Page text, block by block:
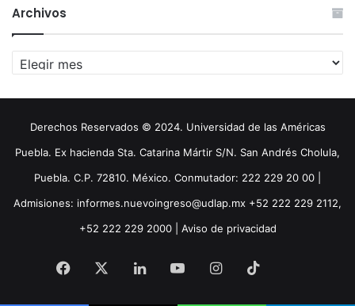
Archivos
Archivos
Derechos Reservados © 2024. Universidad de las Américas
Puebla. Ex hacienda Sta. Catarina Mártir S/N. San Andrés Cholula,
Puebla. C.P. 72810. México. Conmutador: 222 229 20 00 |
Admisiones: informes.nuevoingreso@udlap.mx +52 222 229 2112,
+52 222 229 2000 | Aviso de privacidad
Facebook LinkedInYouTubeInstagram